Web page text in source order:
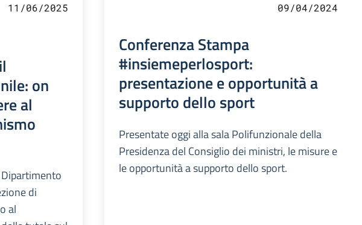
11/06/2025
on
al
di
al
09/04/2024
Conferenza Stampa
#insiemeperlosport:
presentazione e opportunità a
supporto dello sport
Presentate oggi alla sala Polifunzionale della
Presidenza del Consiglio dei ministri, le misure e
le opportunità a supporto dello sport.